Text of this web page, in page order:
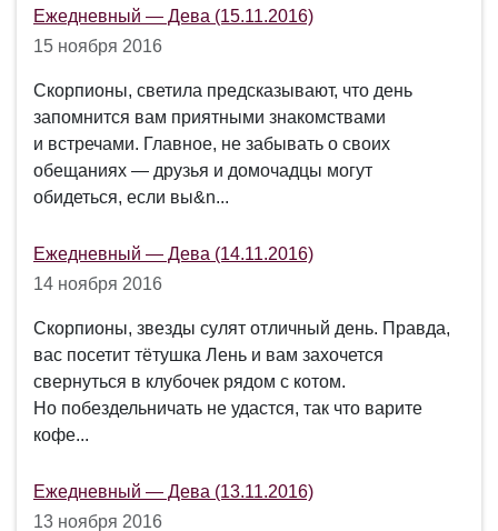
Ежедневный — Дева (15.11.2016)
15 ноября 2016
Скорпионы, светила предсказывают, что день
запомнится вам приятными знакомствами
и встречами. Главное, не забывать о своих
обещаниях ― друзья и домочадцы могут
обидеться, если вы&n...
Ежедневный — Дева (14.11.2016)
14 ноября 2016
Скорпионы, звезды сулят отличный день. Правда,
вас посетит тётушка Лень и вам захочется
свернуться в клубочек рядом с котом.
Но побездельничать не удастся, так что варите
кофе...
Ежедневный — Дева (13.11.2016)
13 ноября 2016